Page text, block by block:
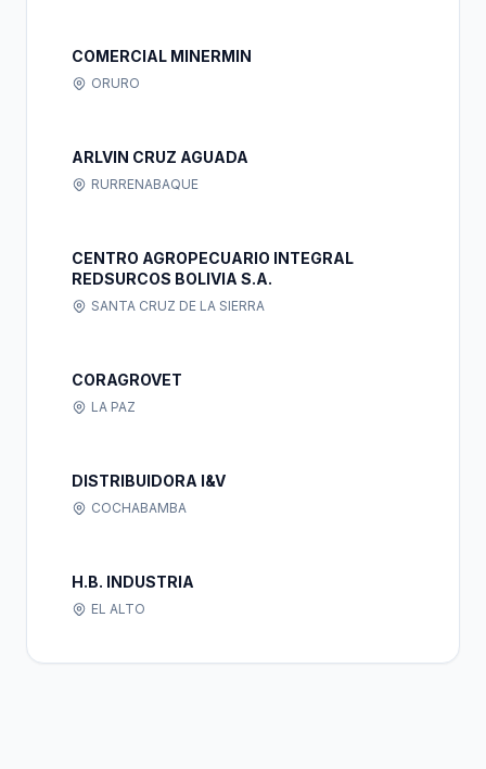
COMERCIAL MINERMIN
ORURO
ARLVIN CRUZ AGUADA
RURRENABAQUE
CENTRO AGROPECUARIO INTEGRAL
REDSURCOS BOLIVIA S.A.
SANTA CRUZ DE LA SIERRA
CORAGROVET
LA PAZ
DISTRIBUIDORA I&V
COCHABAMBA
H.B. INDUSTRIA
EL ALTO